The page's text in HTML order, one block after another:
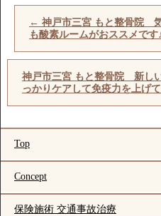
← 神戸市三宮 もと整骨院
も酸素ルームがおススメです
神戸市三宮 もと整骨院 新し
っかりケアして免疫力を上げ
Top
Concept
保険施術 交通事故治療